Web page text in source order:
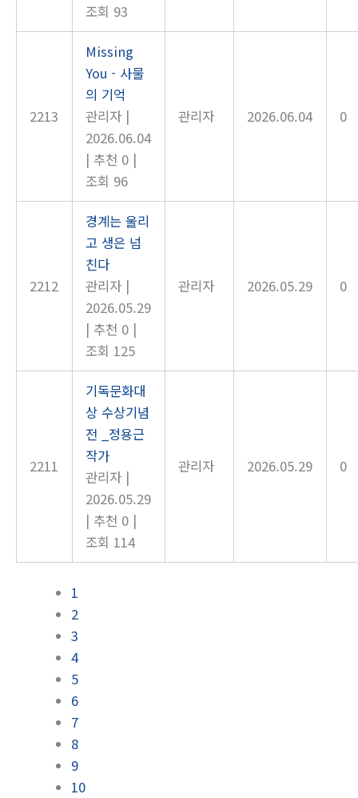
조회 93
2213
Missing
You - 사물
의 기억
관리자 |
2026.06.04
| 추천 0 |
조회 96
관리자 2026.06.04 0
2212
경계는 울리
고 생은 넘
친다
관리자 |
2026.05.29
| 추천 0 |
조회 125
관리자 2026.05.29 0
2211
기독문화대
상 수상기념
전 _정용근
작가
관리자 |
2026.05.29
| 추천 0 |
조회 114
관리자 2026.05.29 0
1
2
3
4
5
6
7
8
9
10